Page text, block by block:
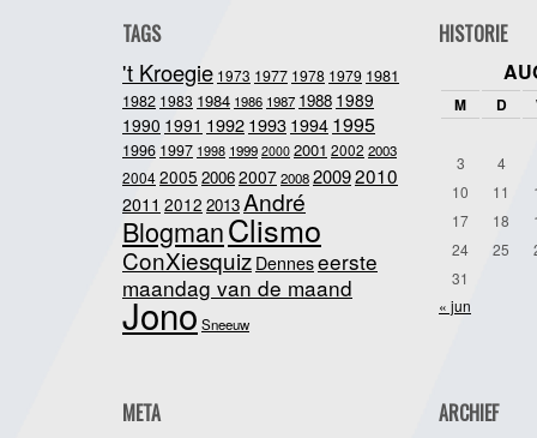
TAGS
't Kroegie 1973 1977 1978 1979 1981
1982 1983 1984 1986 1987 1988 1989
1990 1991 19921993 1994 1995
1996 1997 1998 1999 2000 2001 2002 2003
20042005 20062007200820092010
2011 2012 2013André
BlogmanClismo
ConXiesquiz Denneseerste
maandag van de maand
JonoSneeuw
HISTORIE
M D
3
4
10
11
17
18
24
25
31
« jun
META ARCHIEF